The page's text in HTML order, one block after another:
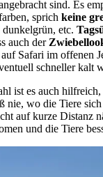
sind. Es
sprich keine
dunkelgrün, etc.
auch der
Safari im offenen
schneller kalt
ist es auch hilfreich,
nie, wo die Tiere
auf kurze Distanz
und die Tiere